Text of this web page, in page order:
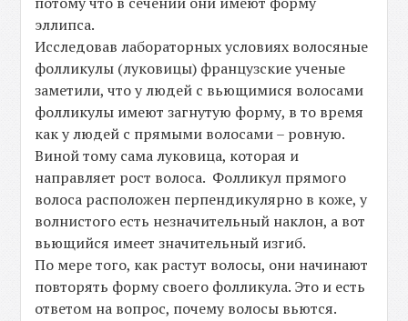
эллипса.
Исследовав лабораторных условиях волосяные
фолликулы (луковицы) французские ученые
заметили, что у людей с вьющимися волосами
фолликулы имеют загнутую форму, в то время
как у людей с прямыми волосами – ровную.
Виной тому сама луковица, которая и
направляет рост волоса. Фолликул прямого
волоса расположен перпендикулярно в коже, у
волнистого есть незначительный наклон, а вот
вьющийся имеет значительный изгиб.
По мере того, как растут волосы, они начинают
повторять форму своего фолликула. Это и есть
ответом на вопрос, почему волосы вьются.